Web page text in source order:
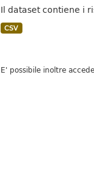
Il dataset contiene i
CSV
E' possibile inoltre